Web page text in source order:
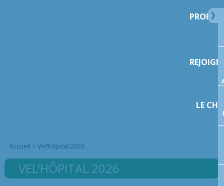
LE
Accueil > Vel’hôpital 2026
VEL’HÔPITAL 2026